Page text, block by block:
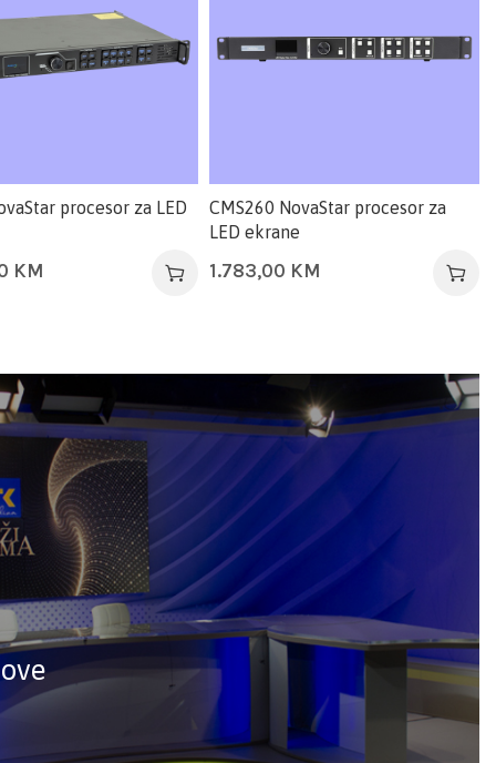
procesor za LED
KM
CMS260 NovaStar procesor za
LED ekrane
1.783,00 KM